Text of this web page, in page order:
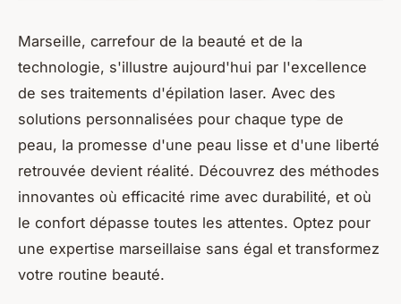
Marseille, carrefour de la beauté et de la
technologie, s'illustre aujourd'hui par l'excellence
de ses traitements d'épilation laser. Avec des
solutions personnalisées pour chaque type de
peau, la promesse d'une peau lisse et d'une liberté
retrouvée devient réalité. Découvrez des méthodes
innovantes où efficacité rime avec durabilité, et où
le confort dépasse toutes les attentes. Optez pour
une expertise marseillaise sans égal et transformez
votre routine beauté.